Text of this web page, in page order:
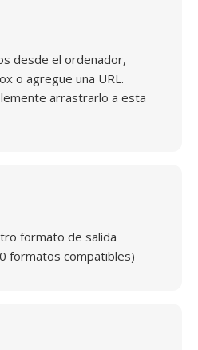
desde el ordenador,
o agregue una URL.
arrastrarlo a esta
formato de salida
formatos compatibles)